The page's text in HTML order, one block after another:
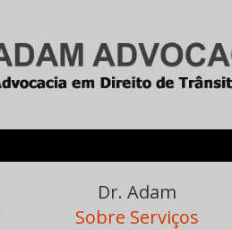
Dr. Adam
Sobre Serviços